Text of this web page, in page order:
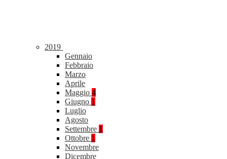
2019
Gennaio
Febbraio
Marzo
Aprile
Maggio 4
Giugno 1
Luglio
Agosto
Settembre 1
Ottobre 1
Novembre
Dicembre